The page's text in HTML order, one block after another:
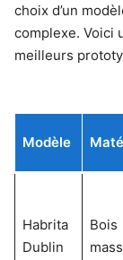
choix d’un
complexe. Voici
meilleurs
Modèle
Habrita
Dublin
Bois